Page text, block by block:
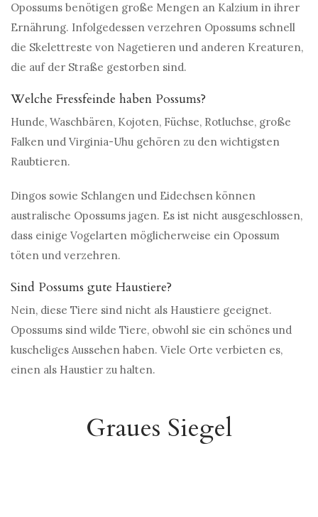
Opossums benötigen große Mengen an Kalzium in ihrer
Ernährung. Infolgedessen verzehren Opossums schnell
die Skelettreste von Nagetieren und anderen Kreaturen,
die auf der Straße gestorben sind.
Welche Fressfeinde haben Possums?
Hunde, Waschbären, Kojoten, Füchse, Rotluchse, große
Falken und Virginia-Uhu gehören zu den wichtigsten
Raubtieren.
Dingos sowie Schlangen und Eidechsen können
australische Opossums jagen. Es ist nicht ausgeschlossen,
dass einige Vogelarten möglicherweise ein Opossum
töten und verzehren.
Sind Possums gute Haustiere?
Nein, diese Tiere sind nicht als Haustiere geeignet.
Opossums sind wilde Tiere, obwohl sie ein schönes und
kuscheliges Aussehen haben. Viele Orte verbieten es,
einen als Haustier zu halten.
Graues Siegel